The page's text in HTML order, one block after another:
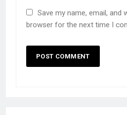
Save my name, email, and
browser for the next time I